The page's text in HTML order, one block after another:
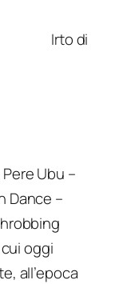
Irto di
Ubu –
Dance –
oggi
, all’epoca